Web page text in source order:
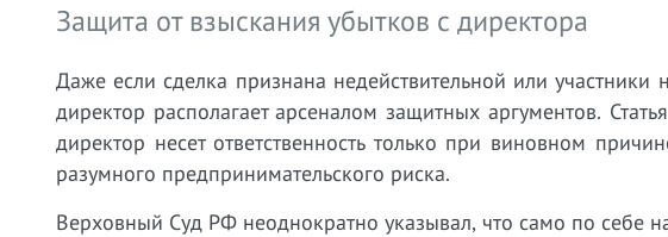
Защита от взыскания убытков с директора
Даже если сделка признана недействительной или
директор располагает арсеналом защитных аргументов.
директор несет ответственность только при виновном
разумного предпринимательского риска.
Верховный Суд РФ неоднократно указывал, что само по себе